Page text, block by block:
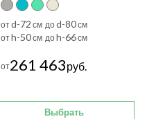
отd-72 см доd-80см
отh-50см доh-66см
от261 463руб.
Выбрать